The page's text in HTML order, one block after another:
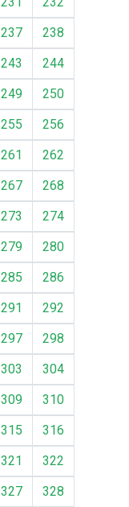
237
238
243
244
249
250
255
256
261
262
267
268
273
274
279
280
285
286
291
292
297
298
303
304
309
310
315
316
321
322
327
328